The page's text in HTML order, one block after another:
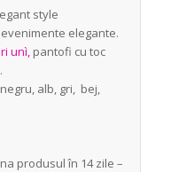
style
elegante.
unì,pantofi cu toc
alb, gri, bej,
produsul în 14 zile –